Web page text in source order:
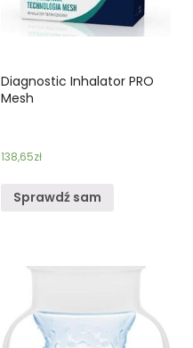
Diagnostic Inhalator PRO
Mesh
138,65zł
Sprawdź sam